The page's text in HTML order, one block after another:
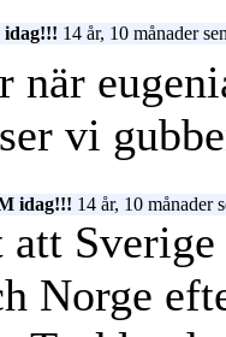
idag!!! 14 år, 10 månader
när
vi
idag!!! 14 år, 10 månader
Norge